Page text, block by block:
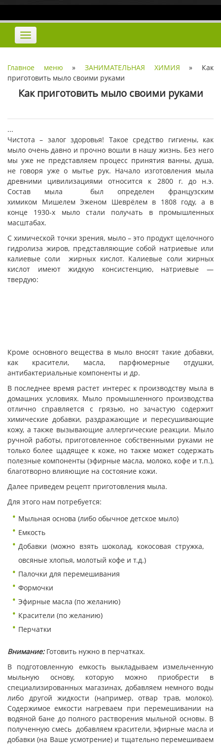
Наверх
Переключить
навигацию
Главное меню »ЗАНИМАТЕЛЬНАЯ ХИМИЯ » Как
приготовить мыло своими руками
Как приготовить мыло своими руками
...
Чистота – залог здоровья! Такое средство гигиены, как
мыло очень давно и прочно вошли в нашу жизнь. Без него
мы уже не представляем процесс принятия ванны, душа,
не говоря уже о мытье рук. Начало изготовления мыла
древними цивилизациями относится к 2800 г. до н.э.
Состав мыла был определен французским
химиком Мишелем Эженом Шеврёлем в 1808 году, а в
конце 1930-х мыло стали получать в промышленных
масштабах.
С химической точки зрения, мыло – это продукт щелочного
гидролиза жиров, представляющие собой натриевые или
калиевые соли жирных кислот. Калиевые соли жирных
кислот имеют жидкую консистенцию, натриевые —
твердую:
Кроме основного вещества в мыло вносят такие добавки,
как красители, масла, парфюмерные отдушки,
антибактериальные компоненты и др.
В последнее время растет интерес к производству мыла в
домашних условиях. Мыло промышленного производства
отлично справляется с грязью, но зачастую содержит
химические добавки, раздражающие и пересушивающие
кожу, а также вызывающие аллергические реакции. Мыло
ручной работы, приготовленное собственными руками не
только более щадящее к коже, но также может содержать
полезные компоненты (эфирные масла, молоко, кофе и т.п.),
благотворно влияющие на состояние кожи.
Далее приведем рецепт приготовления мыла.
Для этого нам потребуется:
Мыльная основа (либо обычное детское мыло)
Емкость
Добавки (можно взять шоколад, кокосовая стружка,
овсяные хлопья, молотый кофе и т.д.)
Палочки для перемешивания
Формочки
Эфирные масла (по желанию)
Красители (по желанию)
Перчатки
Внимание:Готовить нужно в перчатках.
В подготовленную емкость выкладываем измельченную
мыльную основу, которую можно приобрести в
специализированных магазинах, добавляем немного воды
либо другой жидкости (например, отвар трав, молоко).
Содержимое емкости нагреваем при перемешивании на
водяной бане до полного растворения мыльной основы. В
полученную смесь добавляем красители, эфирные масла и
добавки (на Ваше усмотрение) и тщательно перемешиваем